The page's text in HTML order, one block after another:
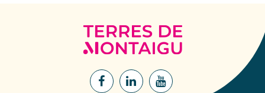
Terres
de
Montaigu
Lien
Lien
Lien